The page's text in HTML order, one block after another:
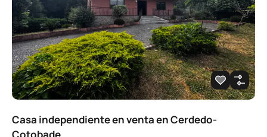
Casa independiente en venta en Cerdedo-